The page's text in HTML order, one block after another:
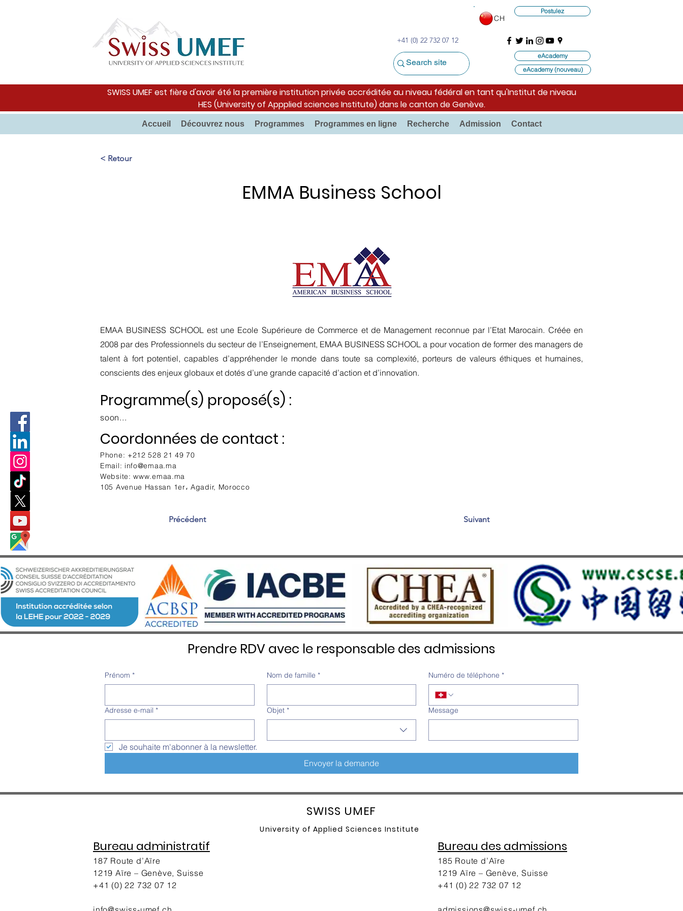
+41 (0) 22 732 07 12
CH
Postulez
eAcademy
eAcademy (nouveau)
SWISS UMEF est fière d'avoir été la première institution privée accréditée au niveau fédéral en tant qu'Institut de niveau
HES (University of Appplied sciences Institute) dans le canton de Genève.
Accueil Découvrez nous Programmes Programmes en ligne Recherche Admission Contact
< Retour
EMMA Business School
EMAA BUSINESS SCHOOL est une Ecole Supérieure de Commerce et de Management reconnue par l’Etat Marocain. Créée en
2008 par des Professionnels du secteur de l’Enseignement, EMAA BUSINESS SCHOOL a pour vocation de former des managers de
talent à fort potentiel, capables d’appréhender le monde dans toute sa complexité, porteurs de valeurs éthiques et humaines,
conscients des enjeux globaux et dotés d’une grande capacité d’action et d’innovation.
Programme(s) proposé(s) :
soon...
Coordonnées de contact :
Phone: +212 528 21 49 70
Email: info@emaa.ma
Website:www.emaa.ma
105 Avenue Hassan 1er، Agadir, Morocco
Précédent Suivant
Prendre RDV avec le responsable des admissions
Prénom * Nom de famille * Numéro de téléphone *
Adresse e-mail * Objet * Message
Je souhaite m'abonner à la newsletter.
Envoyer la demande
SWISS UMEF
University of Applied Sciences Institute
Bureau administratif
187 Route d’Aïre
1219 Aïre – Genève, Suisse
+41 (0) 22 732 07 12
Bureau des admissions
185 Route d’Aïre
1219 Aïre – Genève, Suisse
+41 (0) 22 732 07 12